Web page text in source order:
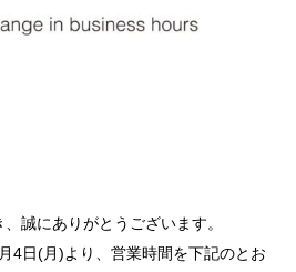
誠にありがとうございます。
4日(月)より、営業時間を下記のとお